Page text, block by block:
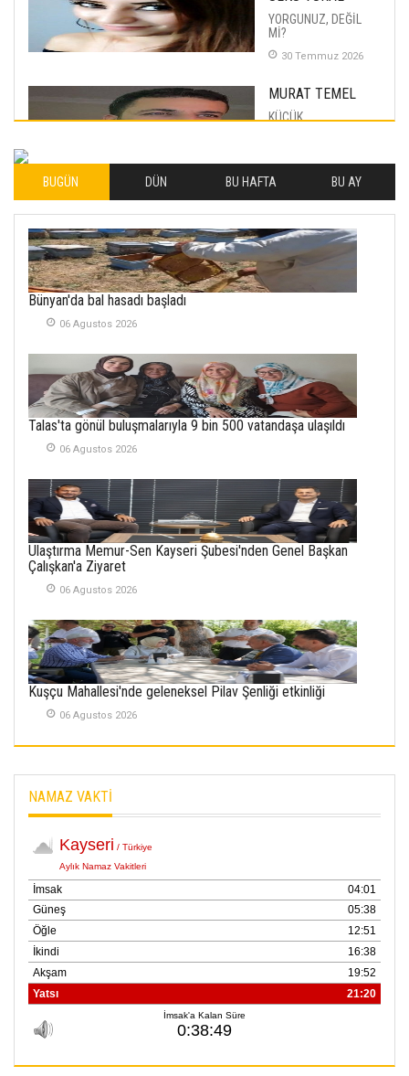
YORGUNUZ, DEĞİL
Mİ?
30 Temmuz 2026
MURAT TEMEL
KÜÇÜK
İLHAN YILMAZ
SOFRADA AYRIMCILIK
VAR
26 Subat 2026
METİN ERTEM
21 Haziran 2026
SEMRA ŞAHİN
KENDİNE UYANMAK
Merve Şimşek
İlgi Alanlarımız ve Biz
02 Ekim 2025
Rizespor’la Nihayet 3
puana Ulaştı
01 Mayis 2026
BUGÜN DÜN BU HAFTA BU AY
Bünyan'da bal hasadı başladı
06 Agustos 2026
Talas'ta gönül buluşmalarıyla 9 bin 500 vatandaşa ulaşıldı
06 Agustos 2026
Ulaştırma Memur-Sen Kayseri Şubesi'nden Genel Başkan
Çalışkan'a Ziyaret
06 Agustos 2026
Kuşçu Mahallesi'nde geleneksel Pilav Şenliği etkinliği
06 Agustos 2026
NAMAZ VAKTİ